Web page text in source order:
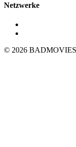
Netzwerke
© 2026